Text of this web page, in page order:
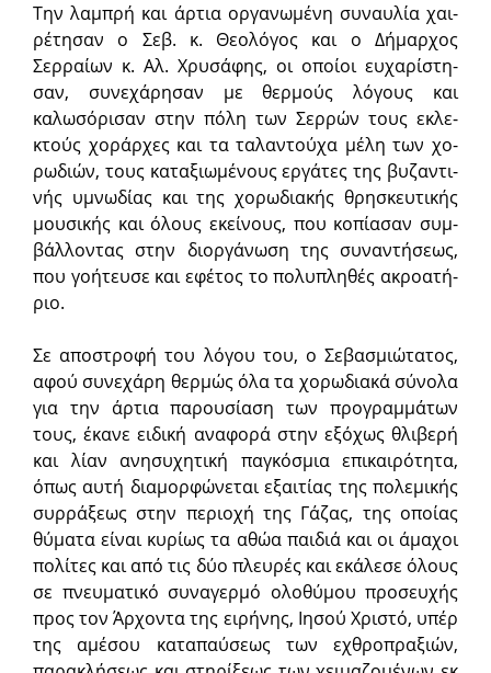
Την λαμ­πρή και άρ­τι­α ορ­γα­νω­μέ­νη συ­ναυ­λί­α χαι­
ρέ­τη­σαν ο Σεβ. κ. Θε­ο­λό­γος και ο Δήμαρχος
Σερραίων κ. Αλ. Χρυσάφης, οι ο­ποί­οι ευ­χα­ρί­στη­
σαν, συ­νε­χά­ρησαν με θερ­μούς λό­γους και
καλωσόρισαν στην πόλη των Σερρών τους ε­κλε­
κτούς χοράρχες και τα τα­λαν­τού­χα μέ­λη των χο­
ρω­δι­ών, τους κα­τα­ξι­ω­μέ­νους ερ­γά­τες της βυ­ζαν­τι­
νής υμνω­δί­ας και της χο­ρω­δι­α­κής θρη­σκευ­τι­κής
μου­σι­κής και ό­λους ε­κεί­νους, που κο­πί­α­σαν συμ­
βάλ­λον­τας στην δι­ορ­γά­νω­ση της συναντήσεως,
που γο­ή­τευ­σε και εφέτος το πο­λυ­πλη­θές α­κρο­α­τή­
ρι­ο.
Σε αποστροφή του λόγου του, ο Σεβασμιώτατος,
αφού συνεχάρη θερμώς όλα τα χορωδιακά σύνολα
για την άρτια παρουσίαση των προγραμμάτων
τους, έκανε ειδική αναφορά στην εξόχως θλιβερή
και λίαν ανησυχητική παγκόσμια επικαιρότητα,
όπως αυτή διαμορφώνεται εξαιτίας της πολεμικής
συρράξεως στην περιοχή της Γάζας, της οποίας
θύματα είναι κυρίως τα αθώα παιδιά και οι άμαχοι
πολίτες και από τις δύο πλευρές και εκάλεσε όλους
σε πνευματικό συναγερμό ολοθύμου προσευχής
προς τον Άρχοντα της ειρήνης, Ιησού Χριστό, υπέρ
της αμέσου καταπαύσεως των εχθροπραξιών,